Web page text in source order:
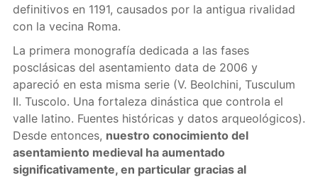
definitivos en 1191, causados ​​por la antigua rivalidad
con la vecina Roma.
La primera monografía dedicada a las fases
posclásicas del asentamiento data de 2006 y
apareció en esta misma serie (V. Beolchini, Tusculum
II. Tuscolo. Una fortaleza dinástica que controla el
valle latino. Fuentes históricas y datos arqueológicos).
Desde entonces, nuestro conocimiento del
asentamiento medieval ha aumentado
significativamente, en particular gracias al